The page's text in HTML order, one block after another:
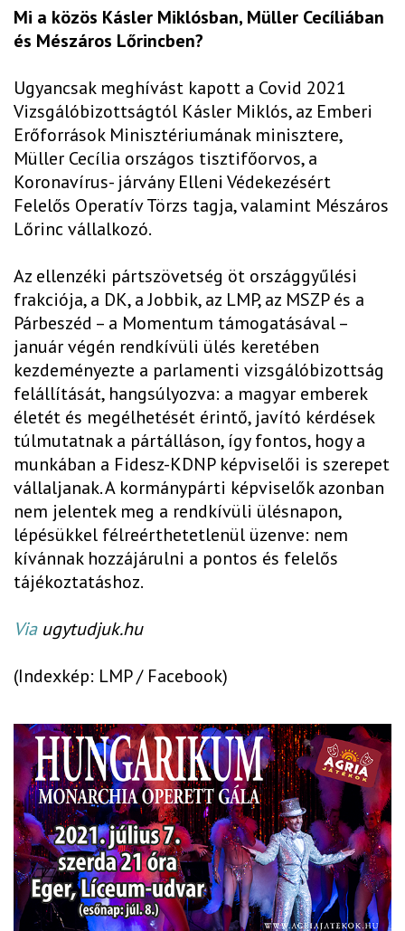
Mi a közös Kásler Miklósban, Müller Cecíliában
és Mészáros Lőrincben?
Ugyancsak meghívást kapott a Covid 2021
Vizsgálóbizottságtól Kásler Miklós, az Emberi
Erőforrások Minisztériumának minisztere,
Müller Cecília országos tisztifőorvos, a
Koronavírus- járvány Elleni Védekezésért
Felelős Operatív Törzs tagja, valamint Mészáros
Lőrinc vállalkozó.
Az ellenzéki pártszövetség öt országgyűlési
frakciója, a DK, a Jobbik, az LMP, az MSZP és a
Párbeszéd – a Momentum támogatásával –
január végén rendkívüli ülés keretében
kezdeményezte a parlamenti vizsgálóbizottság
felállítását, hangsúlyozva: a magyar emberek
életét és megélhetését érintő, javító kérdések
túlmutatnak a pártálláson, így fontos, hogy a
munkában a Fidesz-KDNP képviselői is szerepet
vállaljanak. A kormánypárti képviselők azonban
nem jelentek meg a rendkívüli ülésnapon,
lépésükkel félreérthetetlenül üzenve: nem
kívánnak hozzájárulni a pontos és felelős
tájékoztatáshoz.
Viaugytudjuk.hu
(Indexkép: LMP / Facebook)